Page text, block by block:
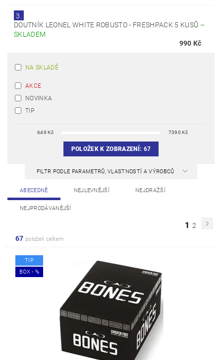
3.
DOUTNÍK LEONEL WHITE ROBUSTO - FRESHPACK 5 KUSŮ –
SKLADEM
990 Kč
NA SKLADĚ
AKCE
NOVINKA
TIP
649 Kč 7390 Kč
POLOŽEK K ZOBRAZENÍ: 67
FILTR PODLE PARAMETRŮ, VLASTNOSTÍ A VÝROBCŮ
ABECEDNĚ NEJLEVNĚJŠÍ NEJDRAŽŠÍ
NEJPRODÁVANĚJŠÍ
1 2
67 položek celkem
TIP
BOX - %